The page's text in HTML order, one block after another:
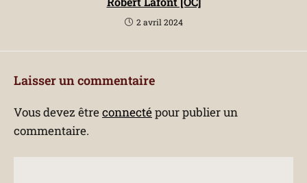
2 avril 2024
Laisser un commentaire
Vous devez êtreconnectépour publier un
commentaire.